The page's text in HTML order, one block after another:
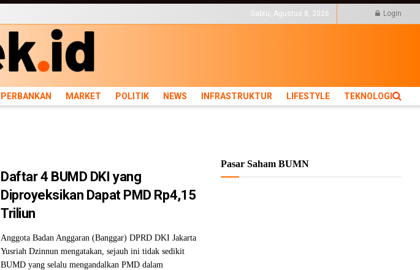
Sabtu, Agustus 8, 2026 Login
PERBANKAN MARKET POLITIK NEWS INFRASTRUKTUR LIFESTYLE TEKNOLOGI
Daftar 4 BUMD DKI yang
Diproyeksikan Dapat PMD Rp4,15
Triliun
Anggota Badan Anggaran (Banggar) DPRD DKI Jakarta
Yusriah Dzinnun mengatakan, sejauh ini tidak sedikit
BUMD yang selalu mengandalkan PMD dalam
Pasar Saham BUMN